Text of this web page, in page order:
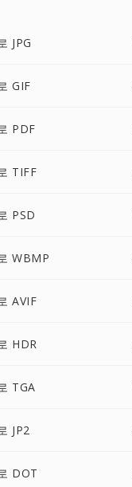
JPG
GIF
PDF
TIFF
PSD
WBMP
AVIF
HDR
TGA
JP2
DOT